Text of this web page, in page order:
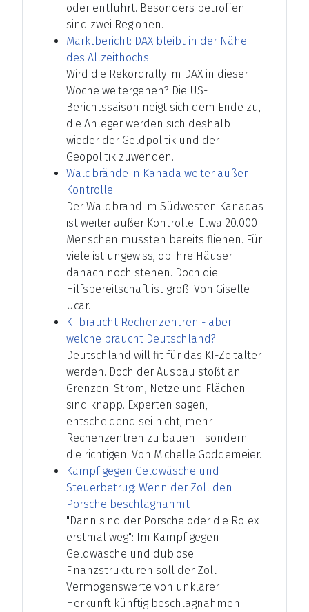
oder entführt. Besonders betroffen
sind zwei Regionen.
Marktbericht: DAX bleibt in der Nähe
des Allzeithochs
Wird die Rekordrally im DAX in dieser
Woche weitergehen? Die US-
Berichtssaison neigt sich dem Ende zu,
die Anleger werden sich deshalb
wieder der Geldpolitik und der
Geopolitik zuwenden.
Waldbrände in Kanada weiter außer
Kontrolle
Der Waldbrand im Südwesten Kanadas
ist weiter außer Kontrolle. Etwa 20.000
Menschen mussten bereits fliehen. Für
viele ist ungewiss, ob ihre Häuser
danach noch stehen. Doch die
Hilfsbereitschaft ist groß. Von Giselle
Ucar.
KI braucht Rechenzentren - aber
welche braucht Deutschland?
Deutschland will fit für das KI-Zeitalter
werden. Doch der Ausbau stößt an
Grenzen: Strom, Netze und Flächen
sind knapp. Experten sagen,
entscheidend sei nicht, mehr
Rechenzentren zu bauen - sondern
die richtigen. Von Michelle Goddemeier.
Kampf gegen Geldwäsche und
Steuerbetrug: Wenn der Zoll den
Porsche beschlagnahmt
"Dann sind der Porsche oder die Rolex
erstmal weg": Im Kampf gegen
Geldwäsche und dubiose
Finanzstrukturen soll der Zoll
Vermögenswerte von unklarer
Herkunft künftig beschlagnahmen